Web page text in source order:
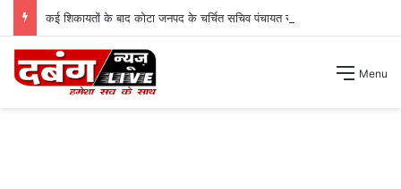
कई शिकायतों के बाद कोटा जनपद के चर्चित सचिव पंचायत से हटाए गए ।
Menu